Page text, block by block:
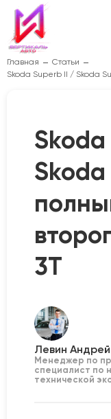
Главная
Статьи
Skoda Superb II / Skoda
3T
Левин Андрей
Менеджер по
специалист по
технической